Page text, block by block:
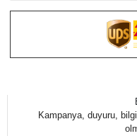
Kampanya, duyuru,